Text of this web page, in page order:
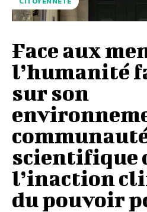
Face aux
l’humanité
sur son
scientifique
l’inaction
du pouvoir